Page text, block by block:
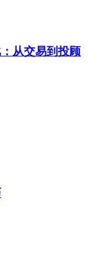
从交易到投顾